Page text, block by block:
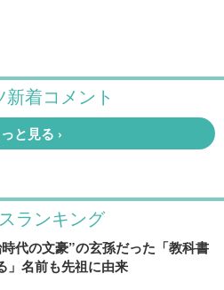
ランキング
代の文豪”の玄孫だった「教科書
」名前も先祖に由来